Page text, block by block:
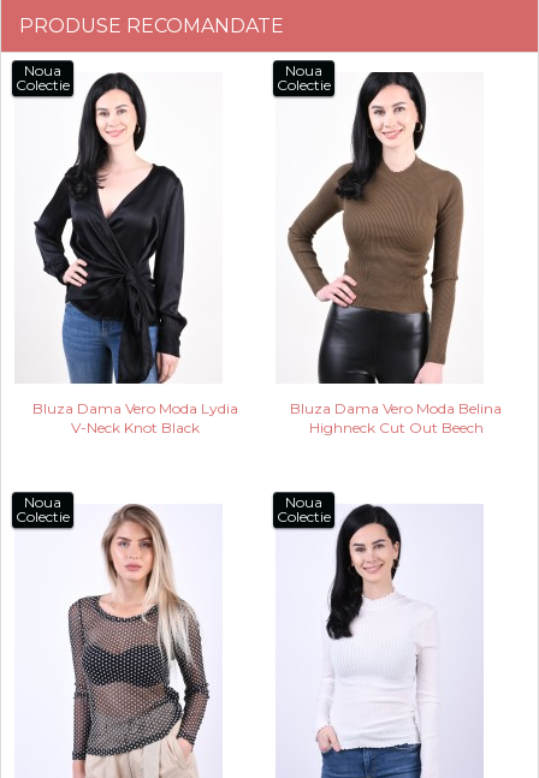
PRODUSE RECOMANDATE
Noua
Colectie
Bluza Dama Vero Moda Lydia
V-Neck Knot Black
Noua
Colectie
Bluza Dama Vero Moda Belina
Highneck Cut Out Beech
Noua
Colectie
Noua
Colectie